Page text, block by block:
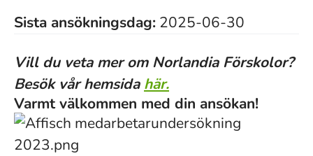
Sista ansökningsdag: 2025-06-30
Vill du veta mer om Norlandia Förskolor?
Besök vår hemsida här.
Varmt välkommen med din ansökan!